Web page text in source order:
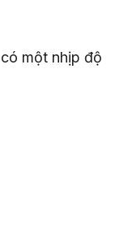
một nhịp độ